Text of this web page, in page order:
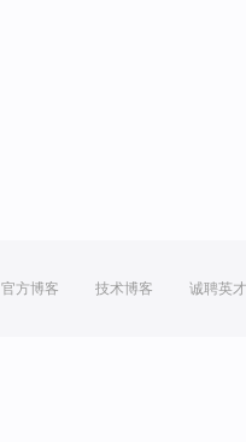
官方博客 技术博客 诚聘英才